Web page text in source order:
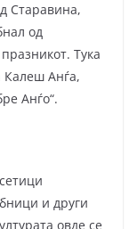
Старавина,
од
Тука
Калеш Анѓа,
Анѓо“.
и други
овде се